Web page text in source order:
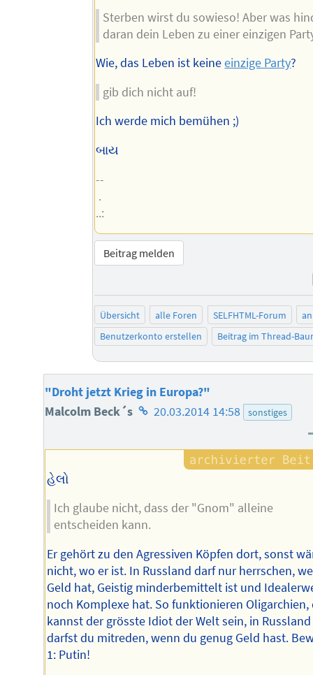
Sterben wirst du sowieso! Aber was
daran dein Leben zu einer einzigen
Wie, das Leben ist keineeinzige Party?
gib dich nicht auf!
Ich werde mich bemühen ;)
બાય
--
.
..:
Beitrag melden
Übersicht alle Foren SELFHTML-Forum
Benutzerkonto erstellen
Beitrag im Thread-
"Droht jetzt Krieg in Europa?"
Malcolm Beck´s Homepage
Autors
20.03.2014 14:58 sonstiges
હેલો
Ich glaube nicht, dass der "Gnom" alleine
entscheiden kann.
Er gehört zu den Agressiven Köpfen dort, sonst
nicht, wo er ist. In Russland darf nur herrschen,
Geld hat, Geistig minderbemittelt ist und
noch Komplexe hat. So funktionieren Oligarchien,
kannst der grösste Idiot der Welt sein, in Russland
darfst du mitreden, wenn du genug Geld hast.
1: Putin!